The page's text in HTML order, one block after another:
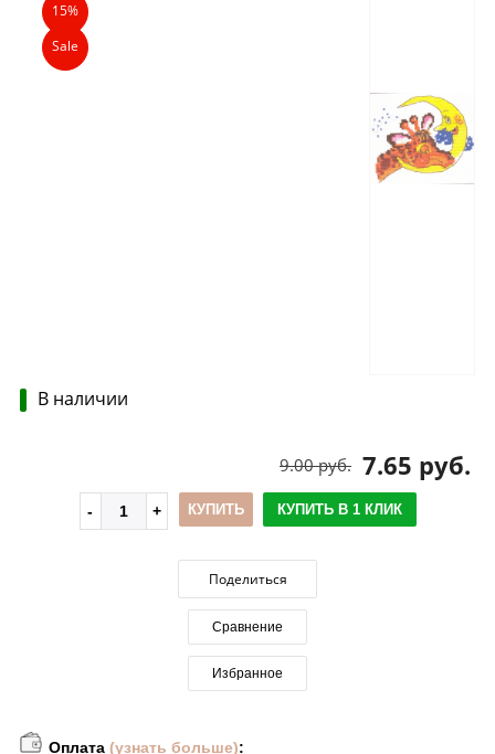
15%
Sale
В наличии
7.65 руб.
9.00 руб.
КУПИТЬ КУПИТЬ В 1 КЛИК
Поделиться
Сравнение
Избранное
Оплата (узнать больше):